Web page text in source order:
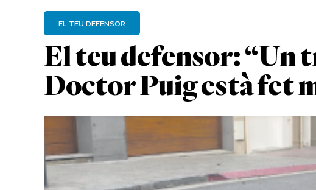
El teu defensor: “Un
Doctor Puig està fet
EL TEU DEFENSOR